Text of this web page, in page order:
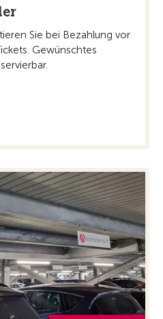
Sie bei Bezahlung vor
Gewünschtes